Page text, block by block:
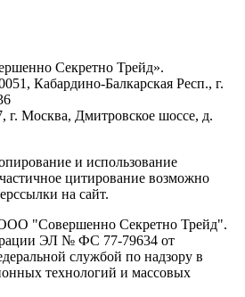
Секретно Трейд».
Кабардино-Балкарская Респ., г.
г. Москва, Дмитровское шоссе, д.
и использование
цитирование возможно
на сайт.
"Совершенно Секретно Трейд".
ЭЛ № ФС 77-79634 от
службой по надзору в
технологий и массовых